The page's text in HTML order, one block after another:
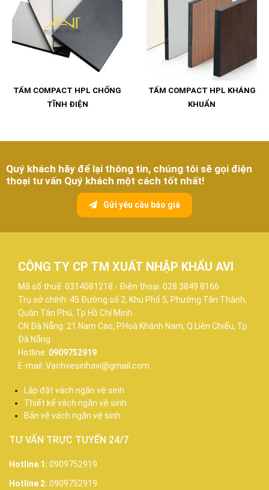
TẤM COMPACT HPL CHỐNG
TĨNH ĐIỆN
TẤM COMPACT HPL KHÁNG
KHUẨN
Quý khách hãy để lại thông tin, chúng tôi sẽ gọi điện
thoại tư vấn Quý khách một cách tốt nhất!
Gửi yêu cầu báo giá
CÔNG TY CP TM XUẤT NHẬP KHẨU AVI
Mã số thuế: 0314081218 - Điện thoại: 028.3849 8166
Trụ sở chính: 45 Đường số 2, Khu Phố 5, Phường Tân Thành,
Quận Tân Phú, Tp.Hồ Chí Minh.
CN Đà Nẵng: 21 Nam Cao, P.Hoà Khánh Nam, Q.Liên Chiểu, Tp
Đà Nẵng
Hotline: 0909752919
E-mail: Vachvesinhavi@gmail.com
Lắp đặt vách ngăn vệ sinh
Thiết kế vách ngăn vệ sinh
Bản vẽ vách ngăn vệ sinh
TƯ VẤN TRỰC TUYẾN 24/7
Hotline 1: 0909752919
Hotline 2: 0909752919